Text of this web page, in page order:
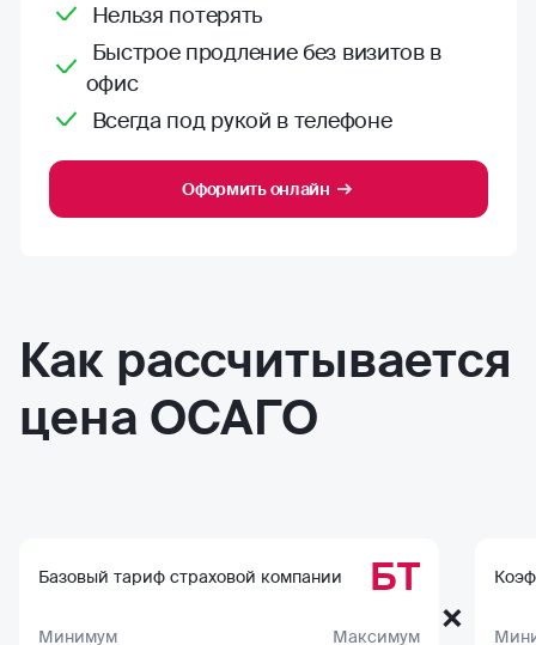
Нельзя потерять
Быстрое продление без визитов в
офис
Всегда под рукой в телефоне
Оформить онлайн
Как рассчитывается
цена ОСАГО
Базовый тариф страховой компании БТ
Минимум Максимум ×